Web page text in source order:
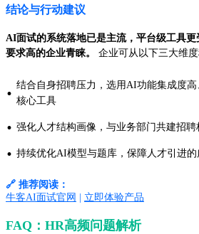
结论与行动建议
AI面试的系统落地已是主流，平台级工具
要求高的企业青睐。
企业可从以下三大维
· 结合自身招聘压力，选用AI功能集成度
核心工具
· 强化人才结构画像，与业务部门共建招聘
· 持续优化AI模型与题库，保障人才引进
🔗 推荐阅读：
牛客AI面试官网
立即体验产品
FAQ：HR高频问题解析